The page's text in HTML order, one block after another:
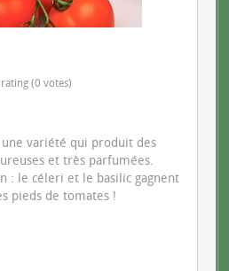
rating (0 votes)
variété qui produit des
et très parfumées.
: le céleri et le basilic gagnent
pieds de tomates !